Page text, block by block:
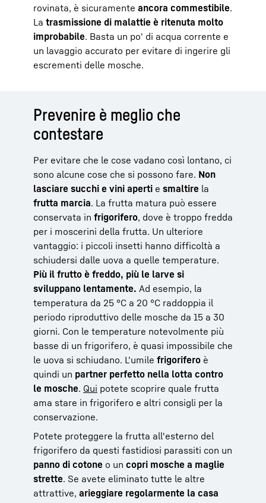
rovinata, è sicuramente ancora commestibile.
La trasmissione di malattie è ritenuta molto
improbabile. Basta un po' di acqua corrente e
un lavaggio accurato per evitare di ingerire gli
escrementi delle mosche.
Prevenire è meglio che
contestare
Per evitare che le cose vadano così lontano, ci
sono alcune cose che si possono fare. Non
lasciare succhi e vini aperti e smaltire la
frutta marcia. La frutta matura può essere
conservata in frigorifero, dove è troppo fredda
per i moscerini della frutta. Un ulteriore
vantaggio: i piccoli insetti hanno difficoltà a
schiudersi dalle uova a quelle temperature.
Più il frutto è freddo, più le larve si
sviluppano lentamente. Ad esempio, la
temperatura da 25 °C a 20 °C raddoppia il
periodo riproduttivo delle mosche da 15 a 30
giorni. Con le temperature notevolmente più
basse di un frigorifero, è quasi impossibile che
le uova si schiudano. L'umile frigorifero è
quindi un partner perfetto nella lotta contro
le mosche. Qui potete scoprire quale frutta
ama stare in frigorifero e altri consigli per la
conservazione.
Potete proteggere la frutta all'esterno del
frigorifero da questi fastidiosi parassiti con un
panno di cotone o un copri mosche a maglie
strette. Se avete eliminato tutte le altre
attrattive, arieggiare regolarmente la casa